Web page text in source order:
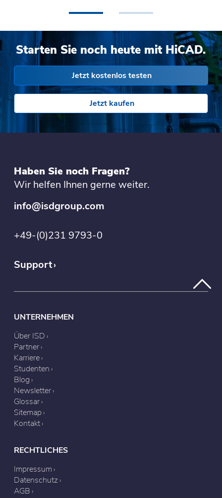
Starten Sie noch heute mit HiCAD.
Jetzt kostenlos testen
Jetzt kaufen
Haben Sie noch Fragen?
Wir helfen Ihnen gerne weiter.
info@isdgroup.com
+49-(0)231 9793-0
Support
UNTERNEHMEN
Über ISD
Partner
Karriere
Studenten
Blog
Newsletter
Glossar
Sitemap
Kontakt
RECHTLICHES
Impressum
Datenschutz
AGB